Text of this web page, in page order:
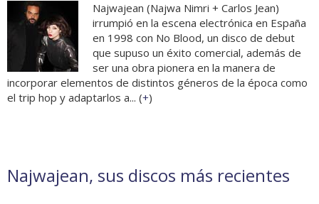
Najwajean (Najwa Nimri + Carlos Jean)
irrumpió en la escena electrónica en España
en 1998 con No Blood, un disco de debut
que supuso un éxito comercial, además de
ser una obra pionera en la manera de
incorporar elementos de distintos géneros de la época como
el trip hop y adaptarlos a... (+)
Najwajean, sus discos más recientes